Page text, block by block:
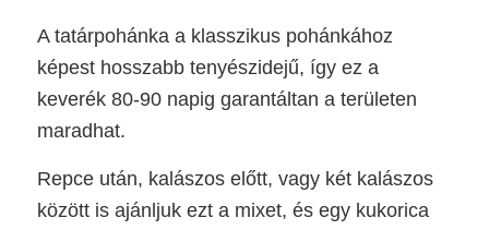
A tatárpohánka a klasszikus pohánkához
képest hosszabb tenyészidejű, így ez a
keverék 80-90 napig garantáltan a területen
maradhat.
Repce után, kalászos előtt, vagy két kalászos
között is ajánljuk ezt a mixet, és egy kukorica